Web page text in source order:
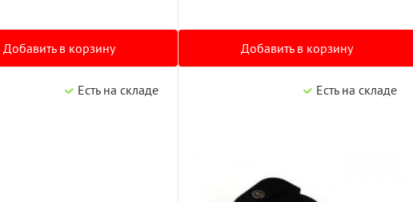
Добавить в корзину Добавить в корзину
Есть на складе Есть на складе